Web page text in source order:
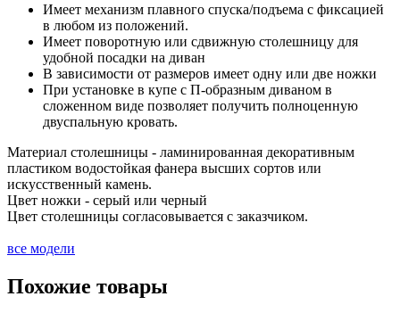
Имеет механизм плавного спуска/подъема с фиксацией
в любом из положений.
Имеет поворотную или сдвижную столешницу для
удобной посадки на диван
В зависимости от размеров имеет одну или две ножки
При установке в купе с П-образным диваном в
сложенном виде позволяет получить полноценную
двуспальную кровать.
Материал столешницы - ламинированная декоративным
пластиком водостойкая фанера высших сортов или
искусственный камень.
Цвет ножки - серый или черный
Цвет столешницы согласовывается с заказчиком.
все модели
Похожие товары